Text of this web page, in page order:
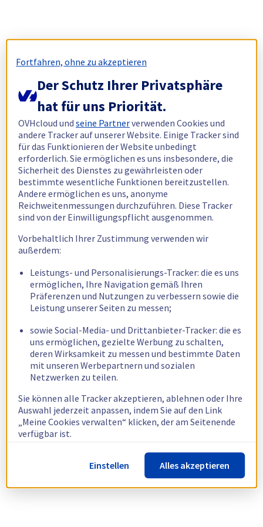
Fortfahren, ohne zu akzeptieren
Der Schutz Ihrer Privatsphäre
hat für uns Priorität.
OVHcloud undseine Partnerverwenden Cookies und
andere Tracker auf unserer Website. Einige Tracker sind
für das Funktionieren der Website unbedingt
erforderlich. Sie ermöglichen es uns insbesondere, die
Sicherheit des Dienstes zu gewährleisten oder
bestimmte wesentliche Funktionen bereitzustellen.
Andere ermöglichen es uns, anonyme
Reichweitenmessungen durchzuführen. Diese Tracker
sind von der Einwilligungspflicht ausgenommen.
Vorbehaltlich Ihrer Zustimmung verwenden wir
außerdem:
Leistungs- und Personalisierungs-Tracker: die es uns
ermöglichen, Ihre Navigation gemäß Ihren
Präferenzen und Nutzungen zu verbessern sowie die
Leistung unserer Seiten zu messen;
sowie Social-Media- und Drittanbieter-Tracker: die es
uns ermöglichen, gezielte Werbung zu schalten,
deren Wirksamkeit zu messen und bestimmte Daten
mit unseren Werbepartnern und sozialen
Netzwerken zu teilen.
Sie können alle Tracker akzeptieren, ablehnen oder Ihre
Auswahl jederzeit anpassen, indem Sie auf den Link
„Meine Cookies verwalten“ klicken, der am Seitenende
verfügbar ist.
Weitere Informationen finden Sie in unsererRichtlinie
zur Verwendung von Cookies.
Einstellen Alles akzeptieren